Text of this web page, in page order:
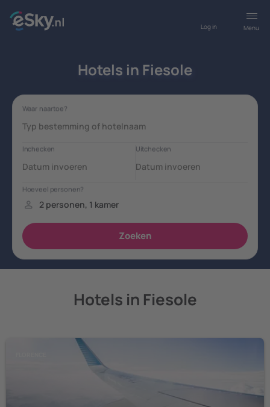
Menu
Log in
Hotels in Fiesole
Hotels in Fiesole